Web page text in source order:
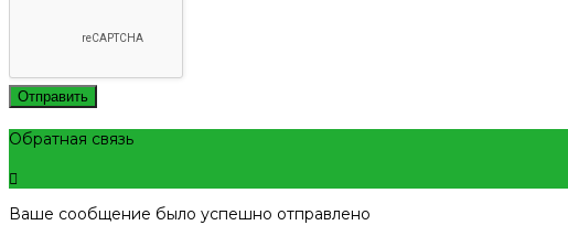
Отправить
Обратная связь
Ваше сообщение было успешно отправлено